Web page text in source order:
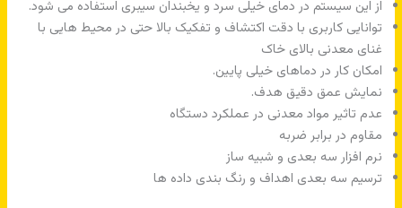
از این سیستم در دمای خیلی سرد و یخبندان سیبری استفاده می شود.
توانایی کاربری با دقت اکتشاف و تفکیک بالا حتی در محیط هایی با
غنای معدنی بالای خاک
امکان کار در دماهای خیلی پایین.
نمایش عمق دقیق هدف.
عدم تاثیر مواد معدنی در عملکرد دستگاه
مقاوم در برابر ضربه
نرم افزار سه بعدی و شبیه ساز
ترسیم سه بعدی اهداف و رنگ بندی داده ها